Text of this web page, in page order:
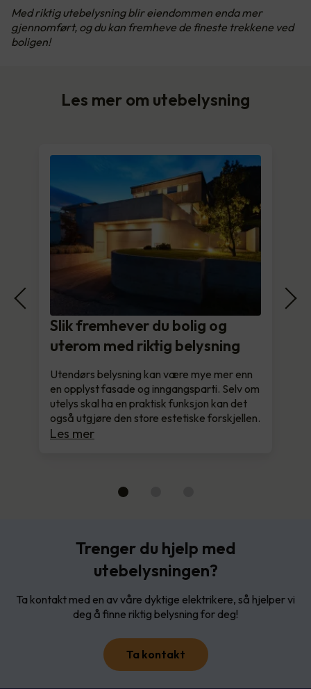
Med riktig utebelysning blir eiendommen enda mer
gjennomført, og du kan fremheve de fineste trekkene ved
boligen!
Les mer om utebelysning
Slik fremhever du bolig og
uterom med riktig belysning
Utendørs belysning kan være mye mer enn
en opplyst fasade og inngangsparti. Selv om
utelys skal ha en praktisk funksjon kan det
også utgjøre den store estetiske forskjellen.
Les mer
Trenger du hjelp med
utebelysningen?
Ta kontakt med en av våre dyktige elektrikere, så hjelper vi
deg å finne riktig belysning for deg!
Ta kontakt